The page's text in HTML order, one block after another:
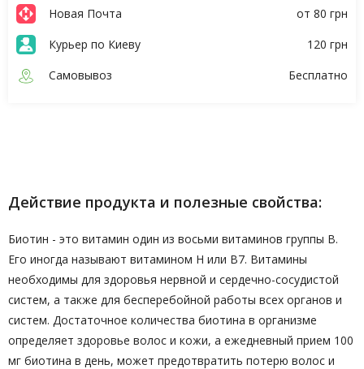
Новая Почта
от 80 грн
Курьер по Киеву
120 грн
Самовывоз
Бесплатно
Действие продукта и полезные свойства:
Биотин - это витамин один из восьми витаминов группы В.
Его иногда называют витамином Н или В7. Витамины
необходимы для здоровья нервной и сердечно-сосудистой
систем, а также для бесперебойной работы всех органов и
систем. Достаточное количества биотина в организме
определяет здоровье волос и кожи, а ежедневный прием 100
мг биотина в день, может предотвратить потерю волос и